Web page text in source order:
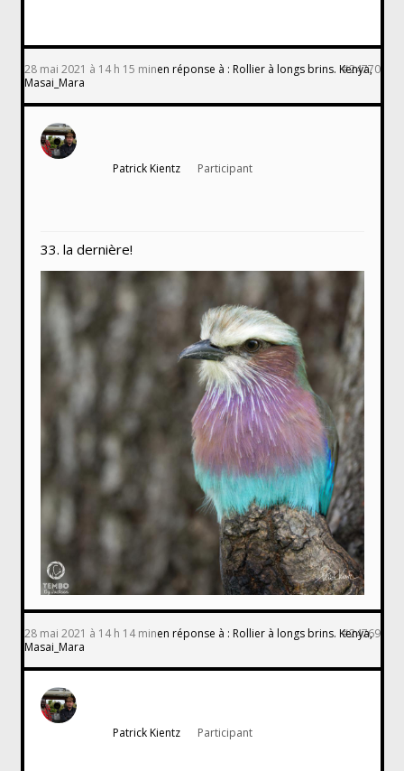
28 mai 2021 à 14 h 15 minen réponse à : Rollier à longs brins. Kenya,
Masai_Mara
#24770
Patrick Kientz Participant
33. la dernière!
28 mai 2021 à 14 h 14 minen réponse à : Rollier à longs brins. Kenya,
Masai_Mara
#24769
Patrick Kientz Participant